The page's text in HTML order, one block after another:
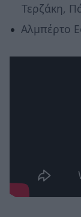
Τερζάκη,
Αλμπέρτο